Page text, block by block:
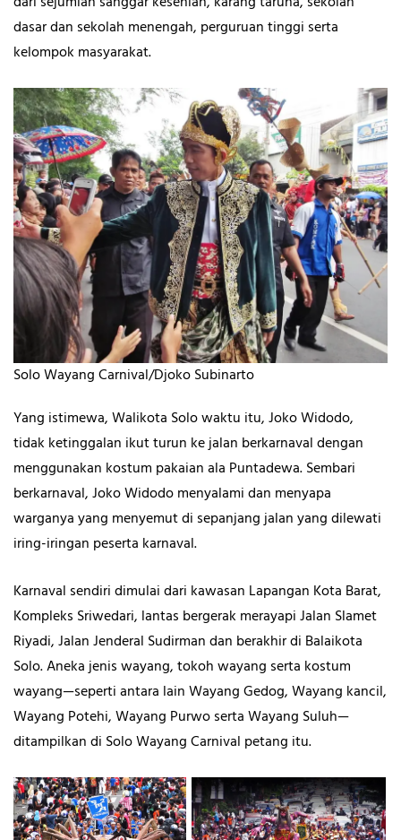
dasar dan sekolah menengah, perguruan tinggi serta
kelompok masyarakat.
Solo Wayang Carnival/Djoko Subinarto
Yang istimewa, Walikota Solo waktu itu, Joko Widodo,
tidak ketinggalan ikut turun ke jalan berkarnaval dengan
menggunakan kostum pakaian ala Puntadewa. Sembari
berkarnaval, Joko Widodo menyalami dan menyapa
warganya yang menyemut di sepanjang jalan yang dilewati
iring-iringan peserta karnaval.
Karnaval sendiri dimulai dari kawasan Lapangan Kota Barat,
Kompleks Sriwedari, lantas bergerak merayapi Jalan Slamet
Riyadi, Jalan Jenderal Sudirman dan berakhir di Balaikota
Solo. Aneka jenis wayang, tokoh wayang serta kostum
wayang—seperti antara lain Wayang Gedog, Wayang kancil,
Wayang Potehi, Wayang Purwo serta Wayang Suluh—
ditampilkan di Solo Wayang Carnival petang itu.